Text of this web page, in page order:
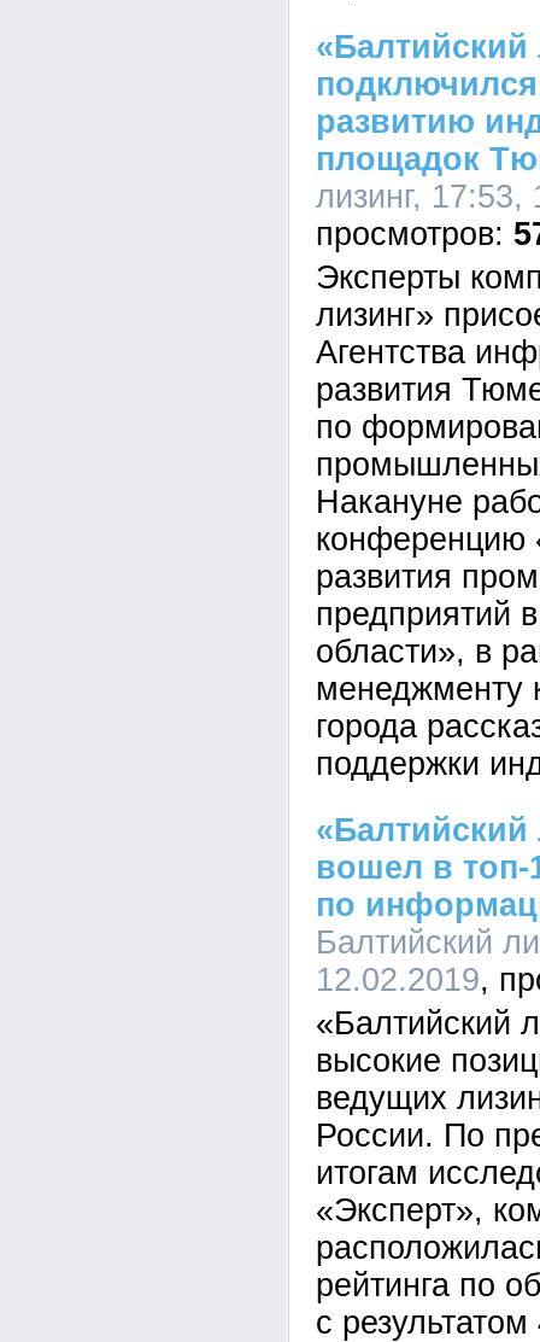
«Балтийский
развитию
площадок
лизинг, 17:53,
Эксперты
лизинг»
Агентства
развития
по
Накануне
конференцию
развития
предприятий
области», в
менеджменту
города
поддержки
«Балтийский
вошел в топ-
по
Балтийский
12.02.2019
«Балтийский
высокие
ведущих
России. По
итогам
«Эксперт»,
рейтинга по
с